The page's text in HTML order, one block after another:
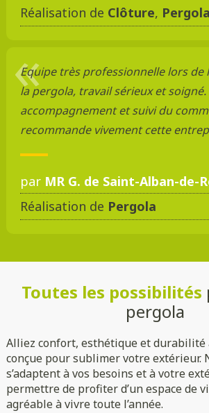
Réalisation de Clôture, Pergola
Equipe très professionnelle lors de
la pergola, travail sérieux et soigné.
accompagnement et suivi du
recommande vivement cette
par MR G. de Saint-Alban-de-
Réalisation de Pergola
Toutes les possibilités
pergola
Alliez confort, esthétique et durabilité
conçue pour sublimer votre extérieur.
s’adaptent à vos besoins et à votre
permettre de profiter d’un espace de
agréable à vivre toute l’année.
(verre/polycarbonate)
Indépendante
Essences de boisColoris
Store
Parois